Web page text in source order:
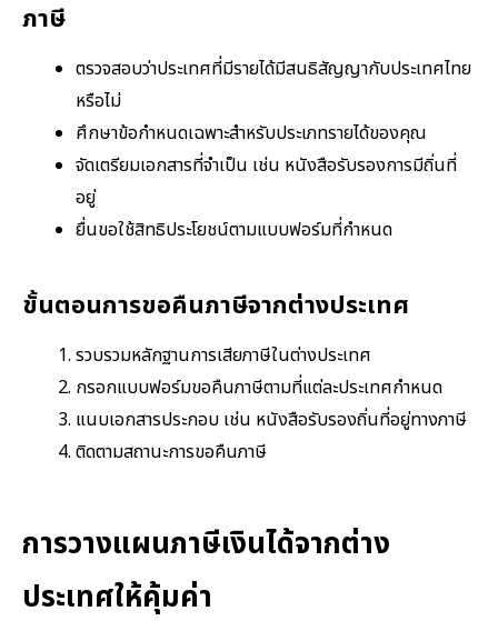
ภาษี
ตรวจสอบว่าประเทศที่มีรายได้มีสนธิสัญญากับประเทศไทย
หรือไม่
ศึกษาข้อกำหนดเฉพาะสำหรับประเภทรายได้ของคุณ
จัดเตรียมเอกสารที่จำเป็น เช่น หนังสือรับรองการมีถิ่นที่
อยู่
ยื่นขอใช้สิทธิประโยชน์ตามแบบฟอร์มที่กำหนด
ขั้นตอนการขอคืนภาษีจากต่างประเทศ
รวบรวมหลักฐานการเสียภาษีในต่างประเทศ
กรอกแบบฟอร์มขอคืนภาษีตามที่แต่ละประเทศกำหนด
แนบเอกสารประกอบ เช่น หนังสือรับรองถิ่นที่อยู่ทางภาษี
ติดตามสถานะการขอคืนภาษี
การวางแผนภาษีเงินได้จากต่าง
ประเทศให้คุ้มค่า